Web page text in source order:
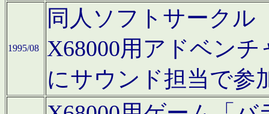
1995/08
同人ソフトサークル
X68000用アドベン
にサウンド担当で参